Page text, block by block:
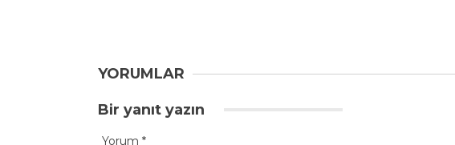
YORUMLAR
Bir yanıt yazın
Yorum *